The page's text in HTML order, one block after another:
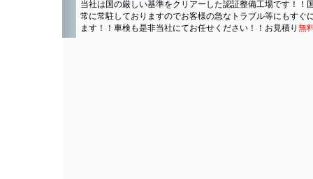
当社は国の厳しい基準をクリアーした認証整備工場です！！
常に常駐しておりますのでお客様の急なトラブル等にもすぐ
ます！！車検も是非当社にてお任せください！！お見積り 無